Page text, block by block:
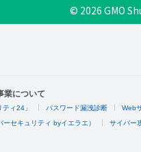
© 2026 GMO